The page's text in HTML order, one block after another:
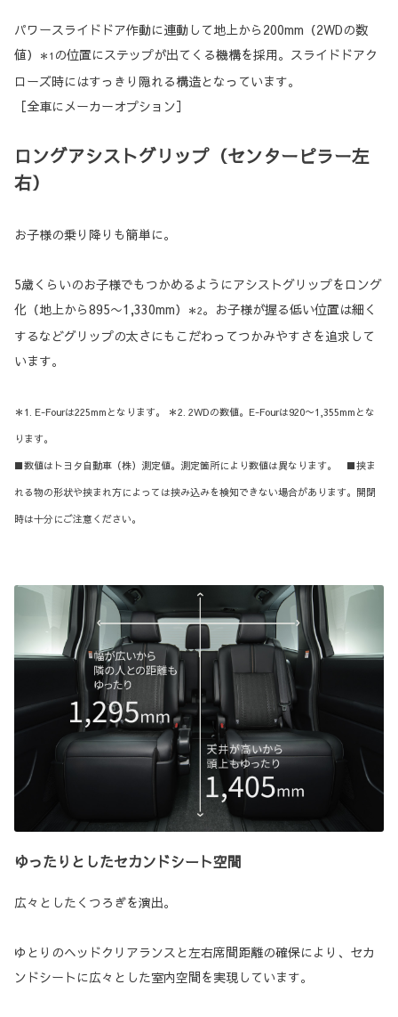
パワースライドドア作動に連動して地上から200mm（2WDの数
値）
＊1 の位置にステップが出てくる機構を採用。スライドドアク
ローズ時にはすっきり隠れる構造となっています。
［全車にメーカーオプション］
ロングアシストグリップ（センターピラー左
右）
お子様の乗り降りも簡単に。
5歳くらいのお子様でもつかめるようにアシストグリップをロング
化（地上から895〜1,330mm）
＊2。お子様が握る低い位置は細く
するなどグリップの太さにもこだわってつかみやすさを追求して
います。
＊1. E-Fourは225mmとなります。 ＊2. 2WDの数値。E-Fourは920〜1,355mmとな
ります。
■数値はトヨタ自動車（株）測定値。測定箇所により数値は異なります。 ■挟ま
れる物の形状や挟まれ方によっては挟み込みを検知できない場合があります。開閉
時は十分にご注意ください。
ゆったりとしたセカンドシート空間
広々としたくつろぎを演出。
ゆとりのヘッドクリアランスと左右席間距離の確保により、セカ
ンドシートに広々とした室内空間を実現しています。